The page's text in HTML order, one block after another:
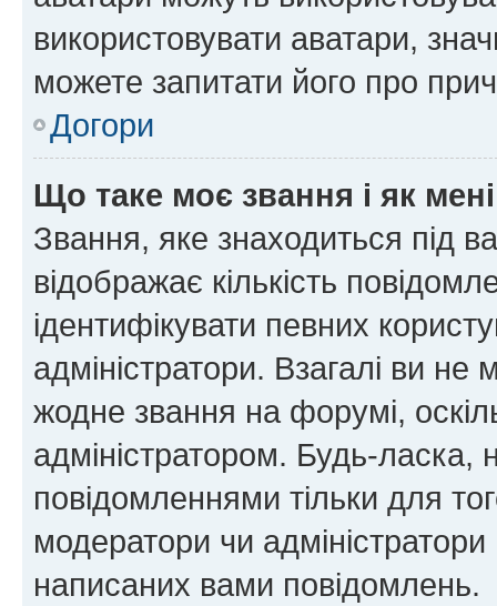
використовувати аватари,
можете запитати його про
Догори
Що таке моє звання і як
Звання, яке знаходиться під
відображає кількість
ідентифікувати певних
адміністратори. Взагалі ви
жодне звання на форумі,
адміністратором. Будь-
повідомленнями тільки для
модератори чи
написаних вами повідомлень.